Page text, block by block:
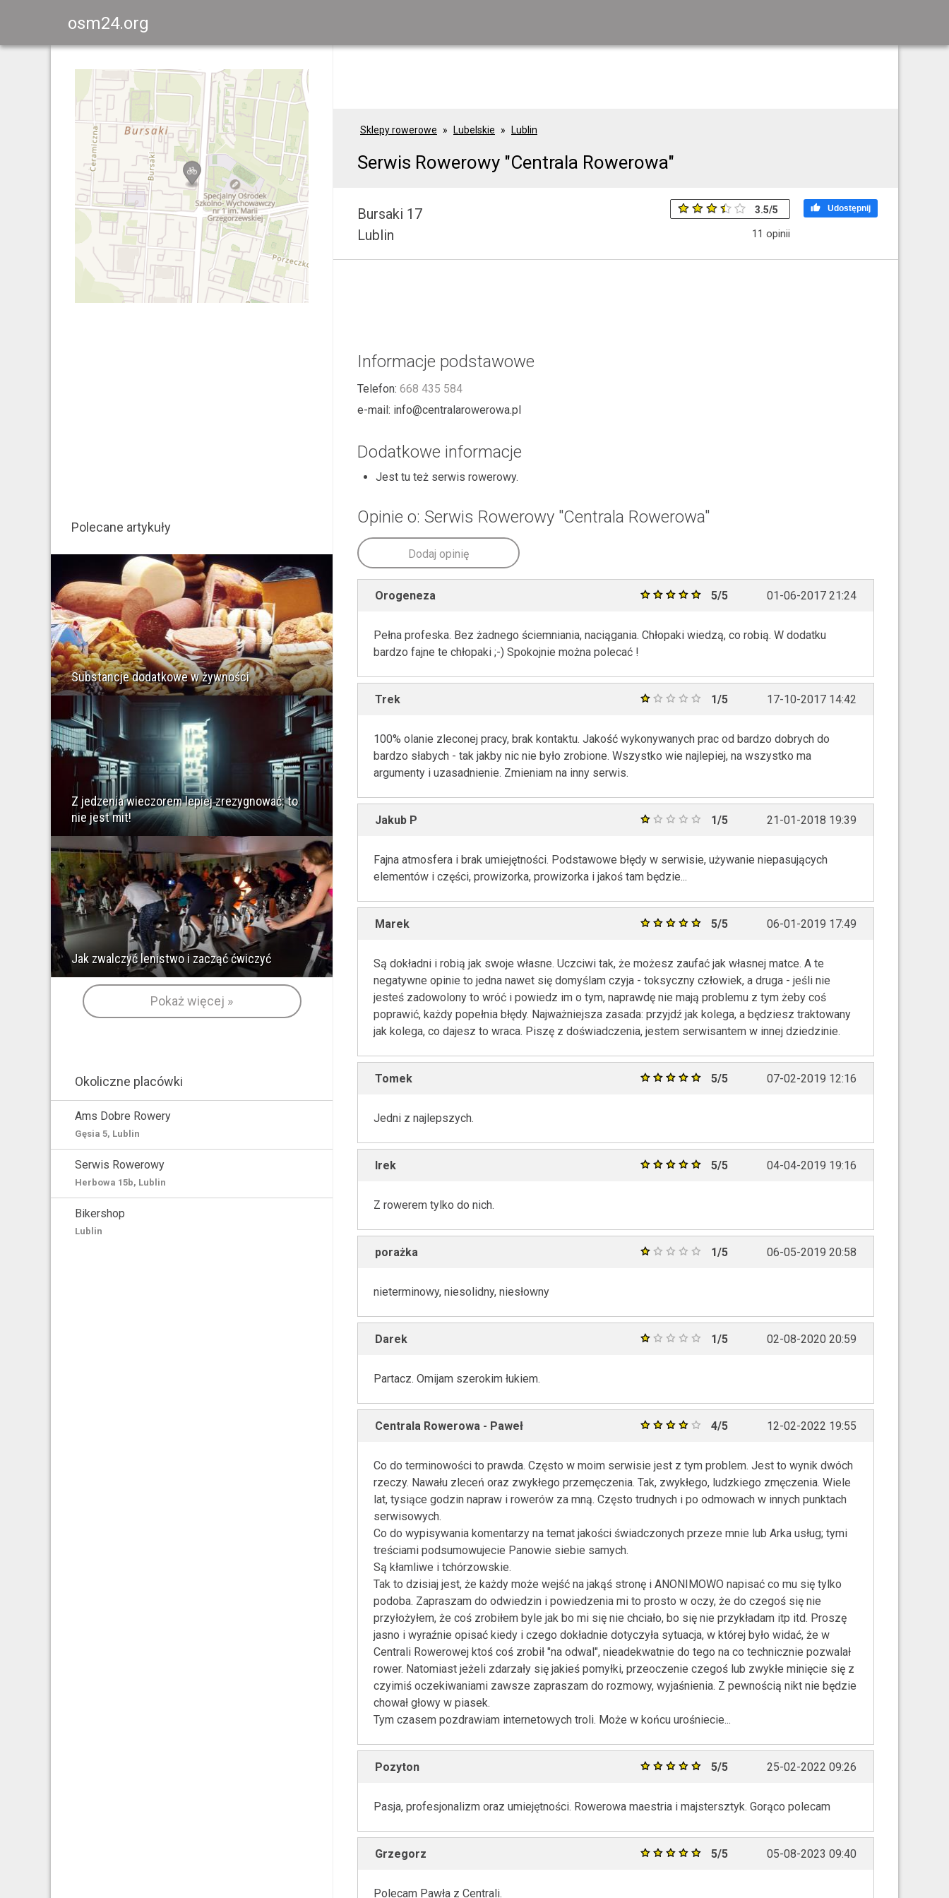
osm24.org
Sklepy rowerowe Lubelskie Lublin
Serwis Rowerowy "Centrala Rowerowa"
Bursaki 17
Lublin
3.5/5
11 opinii
 Udostępnij
Informacje podstawowe
Telefon: 668 435 584
e-mail: info@centralarowerowa.pl
Dodatkowe informacje
Jest tu też serwis rowerowy.
Opinie o: Serwis Rowerowy "Centrala Rowerowa"
Dodaj opinię
Orogeneza 5/5 01-06-2017 21:24
Pełna profeska. Bez żadnego ściemniania, naciągania. Chłopaki wiedzą, co robią. W dodatku
bardzo fajne te chłopaki ;-) Spokojnie można polecać !
Trek 1/5 17-10-2017 14:42
100% olanie zleconej pracy, brak kontaktu. Jakość wykonywanych prac od bardzo dobrych do
bardzo słabych - tak jakby nic nie było zrobione. Wszystko wie najlepiej, na wszystko ma
argumenty i uzasadnienie. Zmieniam na inny serwis.
Jakub P 1/5 21-01-2018 19:39
Fajna atmosfera i brak umiejętności. Podstawowe błędy w serwisie, używanie niepasujących
elementów i części, prowizorka, prowizorka i jakoś tam będzie...
Marek 5/5 06-01-2019 17:49
Są dokładni i robią jak swoje własne. Uczciwi tak, że możesz zaufać jak własnej matce. A te
negatywne opinie to jedna nawet się domyślam czyja - toksyczny człowiek, a druga - jeśli nie
jesteś zadowolony to wróć i powiedz im o tym, naprawdę nie mają problemu z tym żeby coś
poprawić, każdy popełnia błędy. Najważniejsza zasada: przyjdź jak kolega, a będziesz traktowany
jak kolega, co dajesz to wraca. Piszę z doświadczenia, jestem serwisantem w innej dziedzinie.
Tomek 5/5 07-02-2019 12:16
Jedni z najlepszych.
Irek 5/5 04-04-2019 19:16
Z rowerem tylko do nich.
porażka 1/5 06-05-2019 20:58
nieterminowy, niesolidny, niesłowny
Darek 1/5 02-08-2020 20:59
Partacz. Omijam szerokim łukiem.
Centrala Rowerowa - Paweł 4/5 12-02-2022 19:55
Co do terminowości to prawda. Często w moim serwisie jest z tym problem. Jest to wynik dwóch
rzeczy. Nawału zleceń oraz zwykłego przemęczenia. Tak, zwykłego, ludzkiego zmęczenia. Wiele
lat, tysiące godzin napraw i rowerów za mną. Często trudnych i po odmowach w innych punktach
serwisowych.
Co do wypisywania komentarzy na temat jakości świadczonych przeze mnie lub Arka usług; tymi
treściami podsumowujecie Panowie siebie samych.
Są kłamliwe i tchórzowskie.
Tak to dzisiaj jest, że każdy może wejść na jakąś stronę i ANONIMOWO napisać co mu się tylko
podoba. Zapraszam do odwiedzin i powiedzenia mi to prosto w oczy, że do czegoś się nie
przyłożyłem, że coś zrobiłem byle jak bo mi się nie chciało, bo się nie przykładam itp itd. Proszę
jasno i wyraźnie opisać kiedy i czego dokładnie dotyczyła sytuacja, w której było widać, że w
Centrali Rowerowej ktoś coś zrobił "na odwal", nieadekwatnie do tego na co technicznie pozwalał
rower. Natomiast jeżeli zdarzały się jakieś pomyłki, przeoczenie czegoś lub zwykłe minięcie się z
czyimiś oczekiwaniami zawsze zapraszam do rozmowy, wyjaśnienia. Z pewnością nikt nie będzie
chował głowy w piasek.
Tym czasem pozdrawiam internetowych troli. Może w końcu urośniecie...
Pozyton 5/5 25-02-2022 09:26
Pasja, profesjonalizm oraz umiejętności. Rowerowa maestria i majstersztyk. Gorąco polecam
Grzegorz 5/5 05-08-2023 09:40
Polecam Pawła z Centrali.
Polecane artykuły
Substancje dodatkowe w żywności
Z jedzenia wieczorem lepiej zrezygnować: to
nie jest mit!
Jak zwalczyć lenistwo i zacząć ćwiczyć
Pokaż więcej »
Okoliczne placówki
Ams Dobre Rowery
Gęsia 5, Lublin
Serwis Rowerowy
Herbowa 15b, Lublin
Bikershop
Lublin